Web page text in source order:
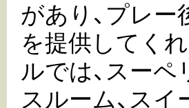
があり、プレ
を提供してく
ルでは、スー
スルーム、ス